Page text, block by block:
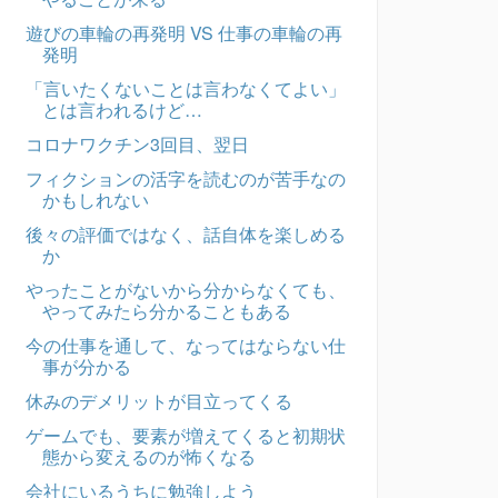
遊びの車輪の再発明 VS 仕事の車輪の再
発明
「言いたくないことは言わなくてよい」
とは言われるけど…
コロナワクチン3回目、翌日
フィクションの活字を読むのが苦手なの
かもしれない
後々の評価ではなく、話自体を楽しめる
か
やったことがないから分からなくても、
やってみたら分かることもある
今の仕事を通して、なってはならない仕
事が分かる
休みのデメリットが目立ってくる
ゲームでも、要素が増えてくると初期状
態から変えるのが怖くなる
会社にいるうちに勉強しよう